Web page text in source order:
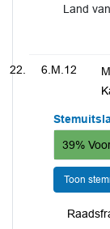
Land
6.M.12
39%
Toon